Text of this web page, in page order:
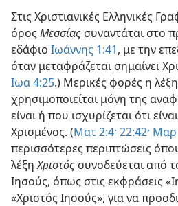
Στις Χριστιανικές Ελληνικές
όρος Μεσσίας συναντάται στο
εδάφιο Ιωάννης 1:41, με την
όταν μεταφράζεται σημαίνει
Ιωα 4:25.) Μερικές φορές η
χρησιμοποιείται μόνη της
είναι ή που ισχυρίζεται ότι
Χρισμένος. (Ματ 2:4· 22:42· Μαρ
περισσότερες περιπτώσεις
λέξηΧριστός συνοδεύεται από
Ιησούς, όπως στις εκφράσεις
«Χριστός Ιησούς», για να